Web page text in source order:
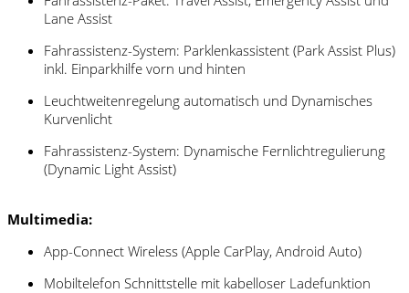
Lane Assist
Fahrassistenz-System: Parklenkassistent (Park Assist Plus)
inkl. Einparkhilfe vorn und hinten
Leuchtweitenregelung automatisch und Dynamisches
Kurvenlicht
Fahrassistenz-System: Dynamische Fernlichtregulierung
(Dynamic Light Assist)
Multimedia:
App-Connect Wireless (Apple CarPlay, Android Auto)
Mobiltelefon Schnittstelle mit kabelloser Ladefunktion